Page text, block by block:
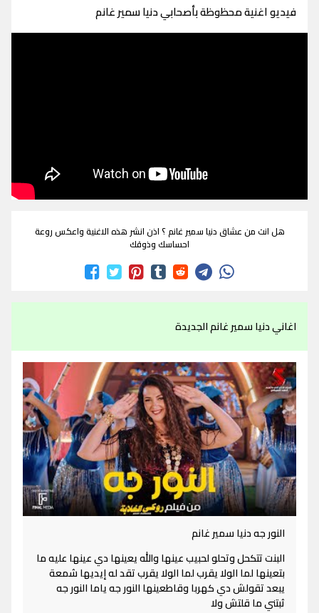
فيديو اغنية محظوظة بأصحابي دنيا سمير غانم
هل انت من عشاق دنيا سمير غانم ؟ اذن انشر هذه الاغنية واعكس روعة
احساسك وذوقك
اغاني دنيا سمير غانم الجديدة
النور جه دنيا سمير غانم
البنت تتكحل وتحلو لحبيب عينها والله يعينها دي عينها عليه ما
بتعينها لما الولا يقرب لما الولا يقرب تقد له إيديها شمعة
يبعد تقولش دي كهربا وقاطعينها النور جه ياما النور جه
ثبتني ما قلتش ولا